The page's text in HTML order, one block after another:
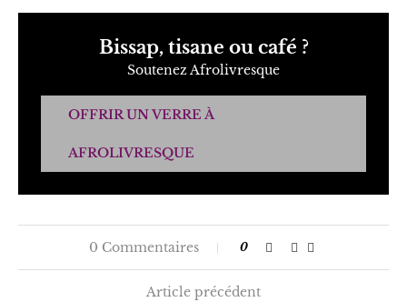
Bissap, tisane ou café ?
Soutenez Afrolivresque
OFFRIR UN VERRE À
AFROLIVRESQUE
0 Commentaires 0
Article précédent